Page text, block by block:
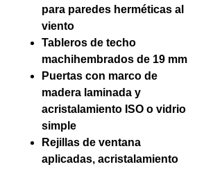
para paredes herméticas al
viento
Tableros de techo
machihembrados de 19 mm
Puertas con marco de
madera laminada y
acristalamiento ISO o vidrio
simple
Rejillas de ventana
aplicadas, acristalamiento